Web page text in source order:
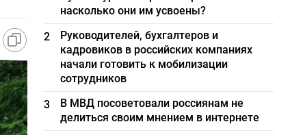
насколько они им усвоены?
2
Руководителей, бухгалтеров и
кадровиков в российских компаниях
начали готовить к мобилизации
сотрудников
3
В МВД посоветовали россиянам не
делиться своим мнением в интернете